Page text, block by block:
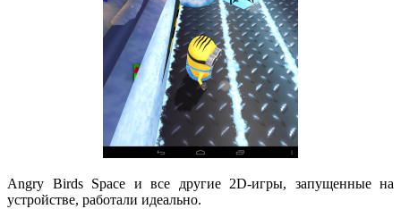
Angry Birds Space и все другие 2D-игры, запущенные на
устройстве, работали идеально.